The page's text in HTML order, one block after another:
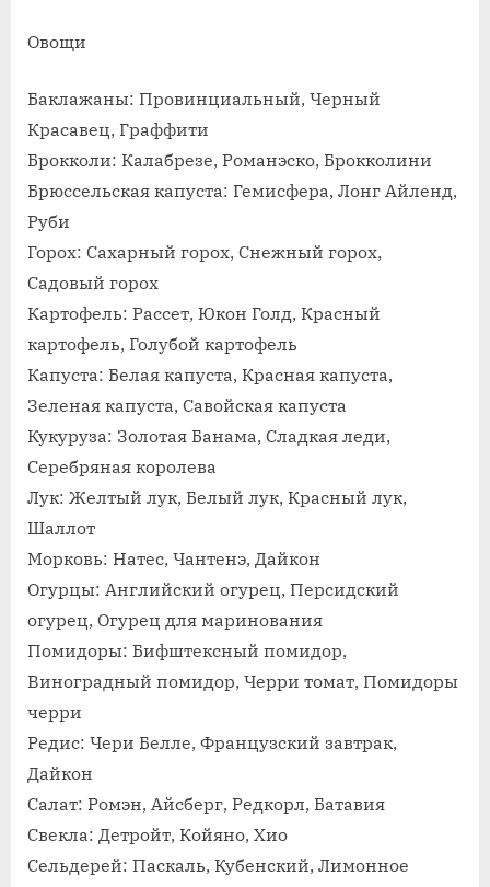
Овощи
Баклажаны: Провинциальный, Черный
Красавец, Граффити
Брокколи: Калабрезе, Романэско, Брокколини
Брюссельская капуста: Гемисфера, Лонг Айленд,
Руби
Горох: Сахарный горох, Снежный горох,
Садовый горох
Картофель: Рассет, Юкон Голд, Красный
картофель, Голубой картофель
Капуста: Белая капуста, Красная капуста,
Зеленая капуста, Савойская капуста
Кукуруза: Золотая Банама, Сладкая леди,
Серебряная королева
Лук: Желтый лук, Белый лук, Красный лук,
Шаллот
Морковь: Натес, Чантенэ, Дайкон
Огурцы: Английский огурец, Персидский
огурец, Огурец для маринования
Помидоры: Бифштексный помидор,
Виноградный помидор, Черри томат, Помидоры
черри
Редис: Чери Белле, Французский завтрак,
Дайкон
Салат: Ромэн, Айсберг, Редкорл, Батавия
Свекла: Детройт, Койяно, Хио
Сельдерей: Паскаль, Кубенский, Лимонное